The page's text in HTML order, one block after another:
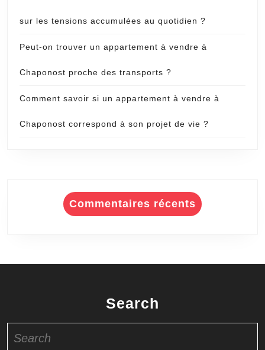
sur les tensions accumulées au quotidien ?
Peut-on trouver un appartement à vendre à
Chaponost proche des transports ?
Comment savoir si un appartement à vendre à
Chaponost correspond à son projet de vie ?
Commentaires récents
Search
for: